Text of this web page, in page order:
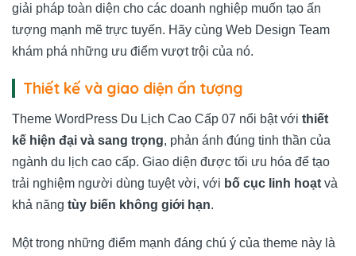
giải pháp toàn diện cho các doanh nghiệp muốn tạo ấn
tượng mạnh mẽ trực tuyến. Hãy cùng Web Design Team
khám phá những ưu điểm vượt trội của nó.
Thiết kế và giao diện ấn tượng
Theme WordPress Du Lịch Cao Cấp 07 nổi bật với thiết
kế hiện đại và sang trọng, phản ánh đúng tinh thần của
ngành du lịch cao cấp. Giao diện được tối ưu hóa để tạo
trải nghiệm người dùng tuyệt vời, với bố cục linh hoạt và
khả năng tùy biến không giới hạn.
Một trong những điểm mạnh đáng chú ý của theme này là